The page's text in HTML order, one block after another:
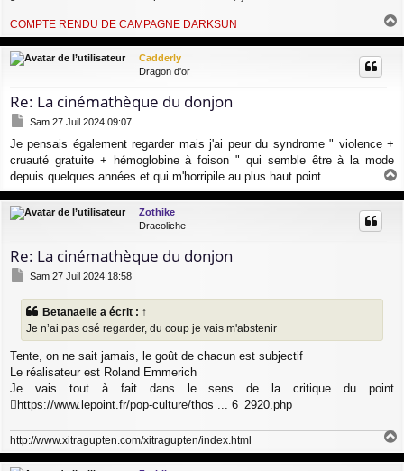
COMPTE RENDU DE CAMPAGNE DARKSUN
a
u
Cadderly
Dragon d'or
Re: La cinémathèque du donjon
M
s
s
a
e
Sam 27 Juil 2024 09:07
Je pensais également regarder mais j'ai peur du syndrome " violence +
cruauté gratuite + hémoglobine à foison " qui semble être à la mode
depuis quelques années et qui m'horripile au plus haut point...
a
u
Zothike
Dracoliche
Re: La cinémathèque du donjon
M
s
s
a
g
e
Sam 27 Juil 2024 18:58
Betanaelle a écrit : ↑
Je n’ai pas osé regarder, du coup je vais m'abstenir
Tente, on ne sait jamais, le goût de chacun est subjectif
Le réalisateur est Roland Emmerich
Je vais tout à fait dans le sens de la critique du point
https://www.lepoint.fr/pop-culture/thos ... 6_2920.php
http://www.xitragupten.com/xitragupten/index.html
a
u